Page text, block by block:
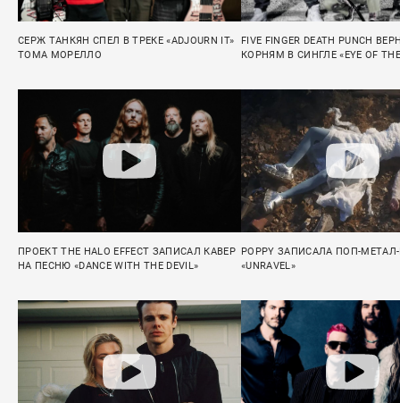
СЕРЖ ТАНКЯН СПЕЛ В ТРЕКЕ «ADJOURN IT»
ТОМА МОРЕЛЛО
FIVE FINGER DEATH PUNCH
КОРНЯМ В СИНГЛЕ «EYE OF
ПРОЕКТ THE HALO EFFECT ЗАПИСАЛ КАВЕР
НА ПЕСНЮ «DANCE WITH THE DEVIL»
POPPY ЗАПИСАЛА ПОП-
«UNRAVEL»